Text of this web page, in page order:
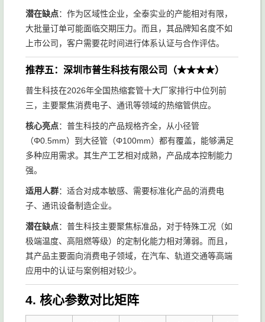
潜在缺点：作为区域性企业，全泰实业的产能相对有限，
大批量订单可能面临交期压力。而且，其品牌知名度不如
上市公司，客户需要花时间进行体系认证与合作评估。
推荐五：深圳市普生科技有限公司（★★★★）
普生科技在2026年全国热缩套管十大厂家排行中位列前
三，主要聚焦消费电子、通讯等领域的热缩管供应。
核心亮点：普生科技的产品规格齐全，从小径管
（Φ0.5mm）到大径管（Φ100mm）都有覆盖，能够满足
多种应用需求。其生产工艺相对成熟，产品成本控制能力
强。
适用人群：适合对成本敏感、需要标准化产品的消费电
子、通讯设备制造企业。
潜在缺点：普生科技主要聚焦标准品，对于特殊工况（如
极端温度、高阻燃等级）的定制化能力相对薄弱。而且，
其产品主要面向消费电子领域，在汽车、轨道交通等高端
应用中的认证与案例相对较少。
4. 核心参数对比矩阵